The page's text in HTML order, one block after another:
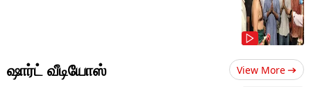
ஷார்ட் வீடியோஸ் View More